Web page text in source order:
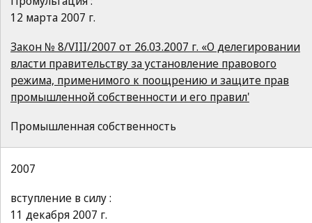
12 марта 2007 г.
Закон № 8/VIII/2007 от 26.03.2007 г. «О делегировании
власти правительству за установление правового
режима, применимого к поощрению и защите прав
промышленной собственности и его правил'
Промышленная собственность
2007
вступление в силу :
11 декабря 2007 г.